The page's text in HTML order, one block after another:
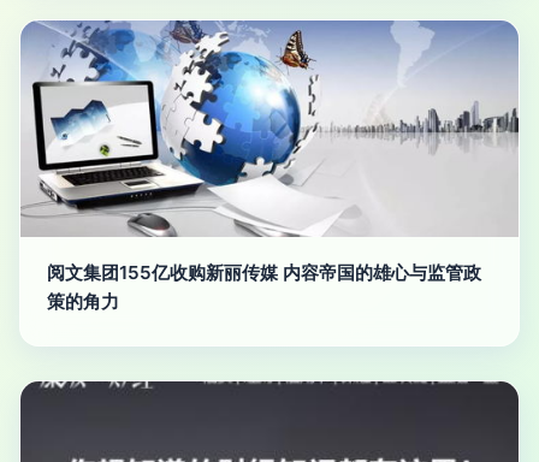
阅文集团155亿收购新丽传媒 内容帝国的雄心与监管政
策的角力